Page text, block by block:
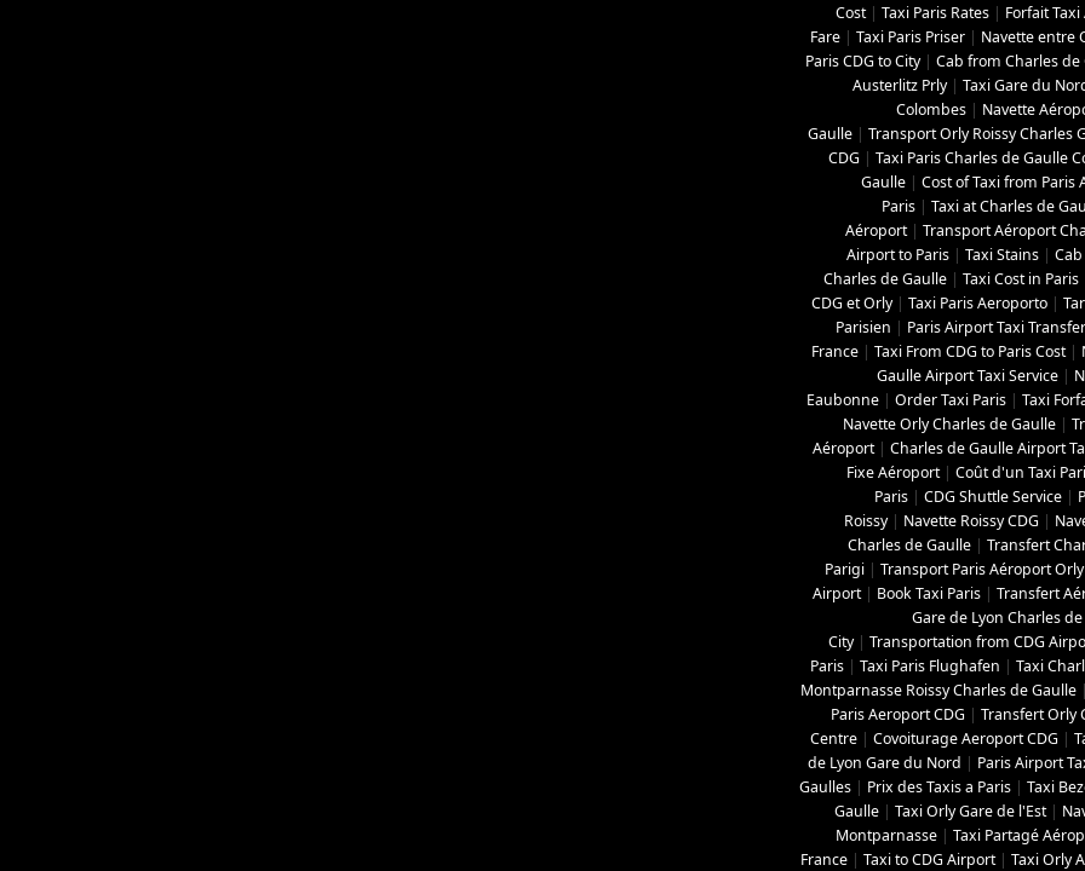
Cost| Taxi Paris Rates | Forfait
Fare | Taxi Paris Priser | Navette entre
Paris CDG to City| Cab from Charles de
Austerlitz Prly| Taxi Gare du
Colombes | Navette
Gaulle | Transport Orly Roissy Charles
CDG | Taxi Paris Charles de Gaulle
Gaulle | Cost of Taxi from Paris
Paris | Taxi at Charles de
Aéroport| Transport Aéroport
Airport to Paris | Taxi Stains |
Charles de Gaulle | Taxi Cost in Paris
CDG et Orly| Taxi Paris Aeroporto |
Parisien | Paris Airport Taxi Transfer
France | Taxi From CDG to Paris Cost|
Gaulle Airport Taxi Service |
Eaubonne | Order Taxi Paris | Taxi
Navette Orly Charles de Gaulle |
Aéroport| Charles de Gaulle Airport
Fixe Aéroport| Coût d'un Taxi
Paris | CDG Shuttle Service |
Roissy| Navette Roissy CDG |
Charles de Gaulle | Transfert
Parigi | Transport Paris Aéroport Orly
Airport| Book Taxi Paris | Transfert
Gare de Lyon Charles
City| Transportation from CDG
Paris | Taxi Paris Flughafen | Taxi
Montparnasse Roissy Charles de Gaulle
Paris Aeroport CDG | Transfert Orly
Centre | Covoiturage Aeroport CDG |
de Lyon Gare du Nord | Paris Airport
Gaulles | Prix des Taxis a Paris | Taxi
Gaulle | Taxi Orly Gare de l'Est|
Montparnasse | Taxi Partagé
France | Taxi to CDG Airport| Taxi Orly